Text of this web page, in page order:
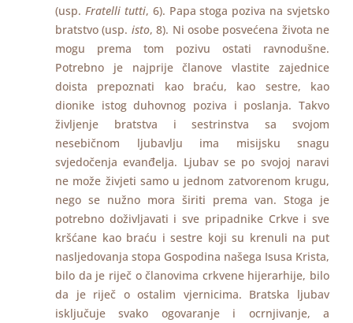
(usp. Fratelli tutti, 6). Papa stoga poziva na svjetsko
bratstvo (usp. isto, 8). Ni osobe posvećena života ne
mogu prema tom pozivu ostati ravnodušne.
Potrebno je najprije članove vlastite zajednice
doista prepoznati kao braću, kao sestre, kao
dionike istog duhovnog poziva i poslanja. Takvo
življenje bratstva i sestrinstva sa svojom
nesebičnom ljubavlju ima misijsku snagu
svjedočenja evanđelja. Ljubav se po svojoj naravi
ne može živjeti samo u jednom zatvorenom krugu,
nego se nužno mora širiti prema van. Stoga je
potrebno doživljavati i sve pripadnike Crkve i sve
kršćane kao braću i sestre koji su krenuli na put
nasljedovanja stopa Gospodina našega Isusa Krista,
bilo da je riječ o članovima crkvene hijerarhije, bilo
da je riječ o ostalim vjernicima. Bratska ljubav
isključuje svako ogovaranje i ocrnjivanje, a